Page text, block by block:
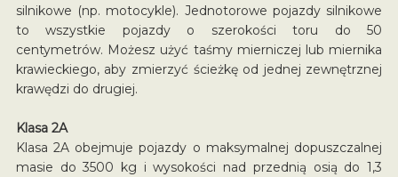
silnikowe (np. motocykle). Jednotorowe pojazdy silnikowe
to wszystkie pojazdy o szerokości toru do 50
centymetrów. Możesz użyć taśmy mierniczej lub miernika
krawieckiego, aby zmierzyć ścieżkę od jednej zewnętrznej
krawędzi do drugiej.
Klasa 2A
Klasa 2A obejmuje pojazdy o maksymalnej dopuszczalnej
masie do 3500 kg i wysokości nad przednią osią do 1,3